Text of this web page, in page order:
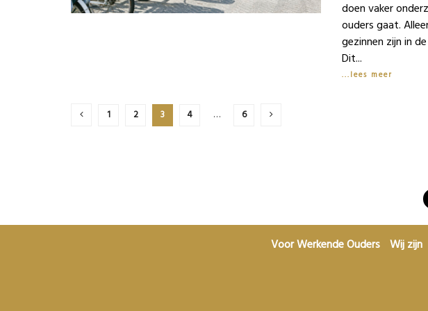
doen vaker
ouders gaat.
gezinnen zijn in
Dit...
lees meer
1 2 3 4 … 6
Voor Werkende Ouders Wij zijn